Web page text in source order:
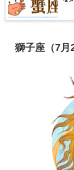
獅子座（7月